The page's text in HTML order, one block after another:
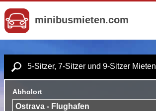
minibusmieten.com
5-Sitzer, 7-Sitzer und 9-Sitzer Mieten
Abholort